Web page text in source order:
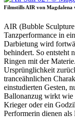
Filmstills AIR von
AIR (Bubble
Tanzperformance in
Darbietung wird
behindert. So entsteht
Ringen mit der
Ursprünglichkeit
tranceähnlichen
einstudierten Gesten,
Ballonanzug wirkt wie
Krieger oder ein
Performerin dienen